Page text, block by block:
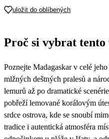
16
uložit do oblíbených
Proč si vybrat tento
Poznejte Madagaskar v celé
mlžných deštných pralesů a
lemurů až po dramatické
pobřeží lemované korálovým
srdce ostrova, kde se snoubí
tradice i autentická atmosféra